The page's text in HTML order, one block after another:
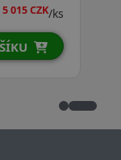
3 669 CZK
DO KOŠÍKU